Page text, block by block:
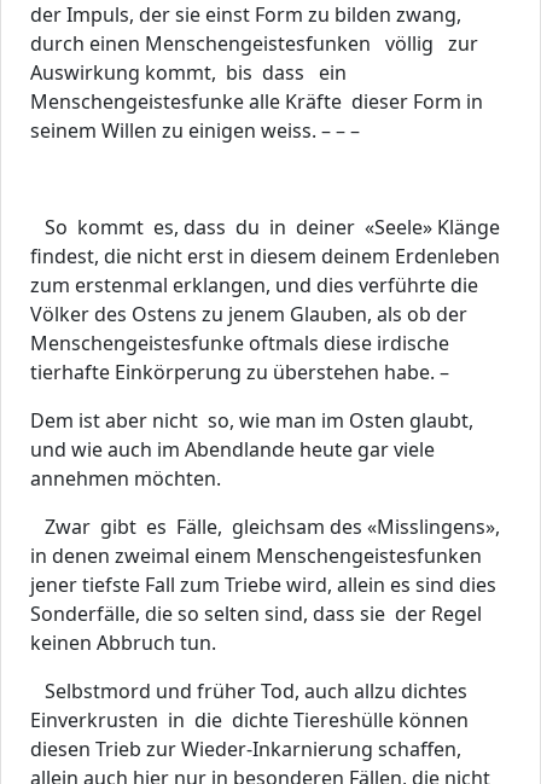
der Impuls, der sie einst Form zu bilden zwang,
durch einen Menschengeistesfunken völlig zur
Auswirkung kommt, bis dass ein
Menschengeistesfunke alle Kräfte dieser Form in
seinem Willen zu einigen weiss. – – –
So kommt es, dass du in deiner «Seele» Klänge
findest, die nicht erst in diesem deinem Erdenleben
zum erstenmal erklangen, und dies verführte die
Völker des Ostens zu jenem Glauben, als ob der
Menschengeistesfunke oftmals diese irdische
tierhafte Einkörperung zu überstehen habe. –
Dem ist aber nicht so, wie man im Osten glaubt,
und wie auch im Abendlande heute gar viele
annehmen möchten.
Zwar gibt es Fälle, gleichsam des «Misslingens»,
in denen zweimal einem Menschengeistesfunken
jener tiefste Fall zum Triebe wird, allein es sind dies
Sonderfälle, die so selten sind, dass sie der Regel
keinen Abbruch tun.
Selbstmord und früher Tod, auch allzu dichtes
Einverkrusten in die dichte Tiereshülle können
diesen Trieb zur Wieder-Inkarnierung schaffen,
allein auch hier nur in besonderen Fällen, die nicht